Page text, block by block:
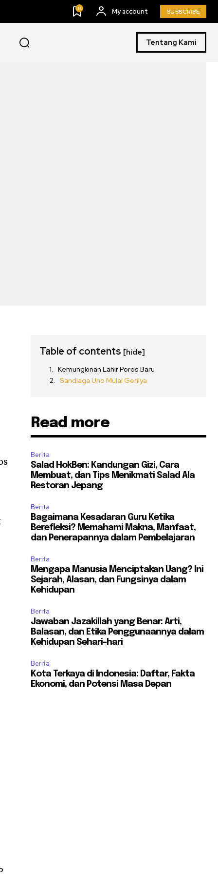
0 My account SUBSCRIBE
Tentang Kami
Table of contents [hide]
Kemungkinan Lahir Poros Baru
Sandiaga Uno Mulai Gerilya
Read more
Berita
Salad HokBen: Kandungan Gizi, Cara
Membuat, dan Tips Menikmati Salad Ala
Restoran Jepang
Berita
Bagaimana Kesadaran Guru Ketika
Berefleksi? Memahami Makna, Manfaat,
dan Penerapannya dalam Pembelajaran
Berita
Mengapa Manusia Menciptakan Uang? Ini
Sejarah, Alasan, dan Fungsinya dalam
Kehidupan
Berita
Jawaban Jazakillah yang Benar: Arti,
Balasan, dan Etika Penggunaannya dalam
Kehidupan Sehari-hari
Berita
Kota Terkaya di Indonesia: Daftar, Fakta
Ekonomi, dan Potensi Masa Depan